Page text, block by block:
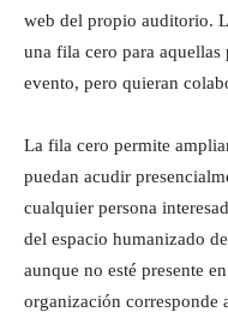
web del propio auditorio.
una fila cero para aquellas
evento, pero quieran
La fila cero permite
puedan acudir
cualquier persona
del espacio humanizado
aunque no esté presente
organización corresponde